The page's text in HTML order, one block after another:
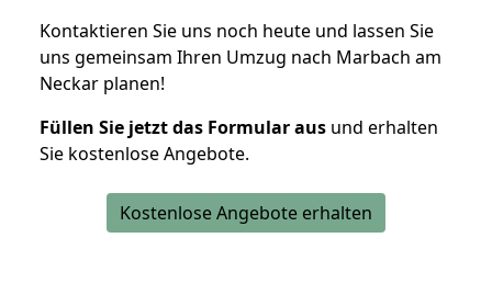
Kontaktieren Sie uns noch heute und lassen Sie
uns gemeinsam Ihren Umzug nach Marbach am
Neckar planen!
Füllen Sie jetzt das Formular aus und erhalten
Sie kostenlose Angebote.
Kostenlose Angebote erhalten